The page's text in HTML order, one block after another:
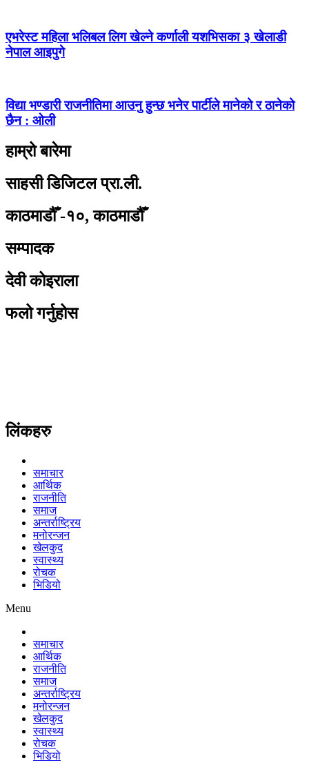
एभरेस्ट महिला भलिबल लिग खेल्ने कर्णाली यशभिसका ३ खेलाडी
नेपाल आइपुगे
विद्या भण्डारी राजनीतिमा आउनु हुन्छ भनेर पार्टीले मानेको र ठानेको
छैन : ओली
हाम्रो बारेमा
साहसी डिजिटल प्रा.ली.
काठमाडौँ -१०, काठमाडौँ
सम्पादक
देवी कोइराला
फलो गर्नुहोस
लिंकहरु
समाचार
आर्थिक
राजनीति
समाज
अन्तर्राष्ट्रिय
मनोरन्जन
खेलकुद
स्वास्थ्य
रोचक
भिडियो
Menu
समाचार
आर्थिक
राजनीति
समाज
अन्तर्राष्ट्रिय
मनोरन्जन
खेलकुद
स्वास्थ्य
रोचक
भिडियो